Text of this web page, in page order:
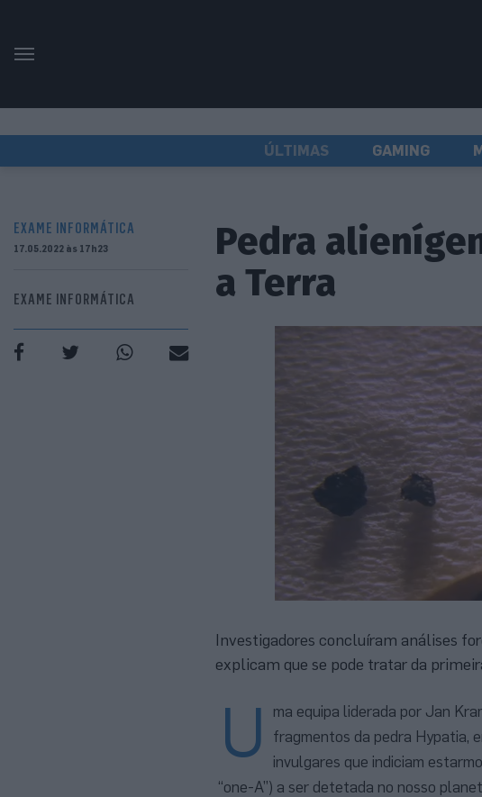
ÚLTIMAS
GAMING
EXAME INFORMÁTICA
17.05.2022 às 17h23
EXAME INFORMÁTICA
Pedra
a Terra
Investigadores concluíram análises
explicam que se pode tratar da
U
ma equipa liderada por Jan
fragmentos da pedra Hypatia,
invulgares que indiciam
“one-A”) a ser detetada no nosso